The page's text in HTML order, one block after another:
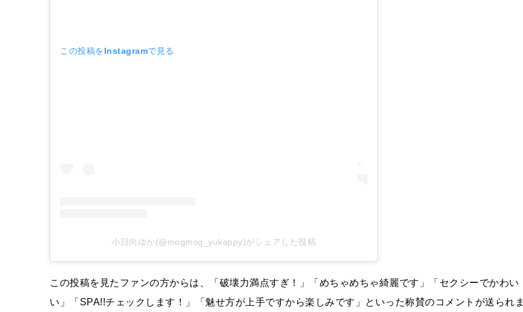
この投稿をInstagramで見る
小日向ゆか(@mogmog_yukappy)がシェアした投稿
この投稿を見たファンの方からは、「破壊力満点すぎ！」「めちゃめちゃ綺麗です」「セクシーでかわい
い」「SPA!!チェックします！」「魅せ方が上手ですから楽しみです」といった称賛のコメントが送られま